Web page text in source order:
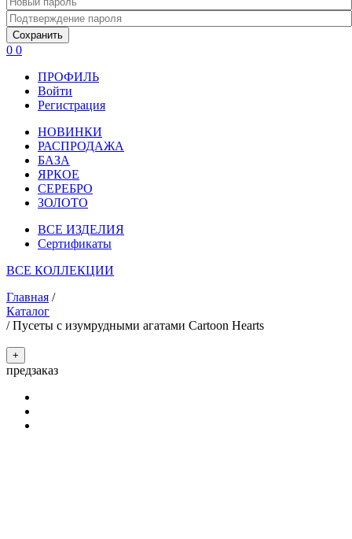
Сохранить
0 0
ПРОФИЛЬ
Войти
Регистрация
НОВИНКИ
РАСПРОДАЖА
БАЗА
ЯРКОЕ
СЕРЕБРО
ЗОЛОТО
ВСЕ ИЗДЕЛИЯ
Сертификаты
ВСЕ КОЛЛЕКЦИИ
Главная /
Каталог
/Пусеты c изумрудными агатами Cartoon Hearts
+
предзаказ